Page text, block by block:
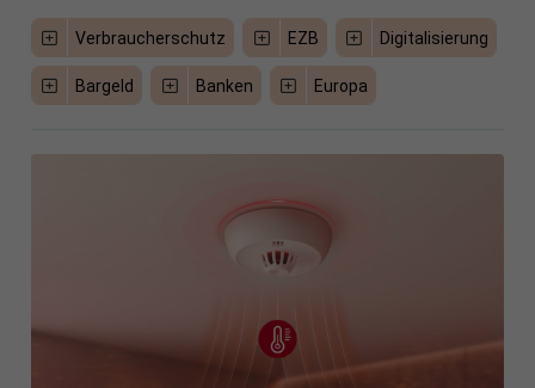
Verbraucherschutz EZB Digitalisierung
Bargeld Banken Europa